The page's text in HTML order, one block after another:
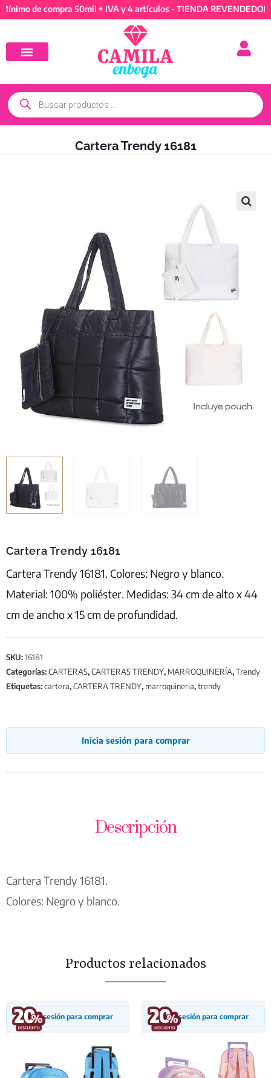
de compra 50mil + IVA y 4 artículos - TIENDA
Cartera Trendy 16181
Cartera Trendy 16181
Cartera Trendy 16181. Colores: Negro y blanco.
Material: 100% poliéster. Medidas: 34 cm de alto x 44
cm de ancho x 15 cm de profundidad.
SKU:16181
Categorías:CARTERAS,CARTERAS TRENDY, MARROQUINERÍA,Trendy
Etiquetas:cartera,CARTERA TRENDY, marroquineria,trendy
Inicia sesión para comprar
Descripción
Cartera Trendy 16181.
Colores: Negro y blanco.
Productos relacionados
Inicia sesión para comprar Inicia sesión para comprar